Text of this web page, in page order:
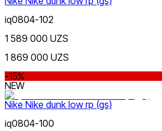
iq0804-102
1 589 000 UZS
1 869 000 UZS
-15%
NEW
Nike Nike dunk low rp (gs)
iq0804-100